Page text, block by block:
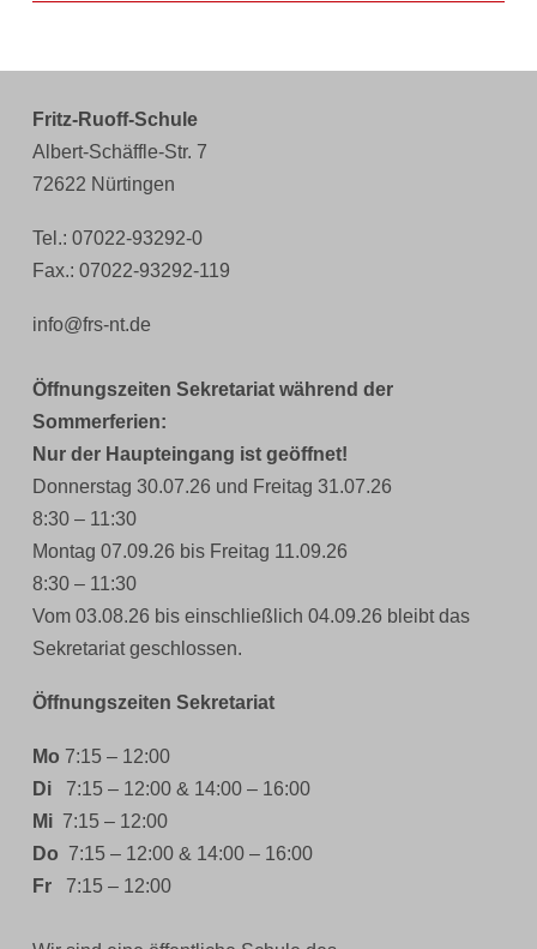
Fritz-Ruoff-Schule
Albert-Schäffle-Str. 7
72622 Nürtingen
Tel.: 07022-93292-0
Fax.: 07022-93292-119
info@frs-nt.de
Öffnungszeiten Sekretariat während der
Sommerferien:
Nur der Haupteingang ist geöffnet!
Donnerstag 30.07.26 und Freitag 31.07.26
8:30 – 11:30
Montag 07.09.26 bis Freitag 11.09.26
8:30 – 11:30
Vom 03.08.26 bis einschließlich 04.09.26 bleibt das
Sekretariat geschlossen.
Öffnungszeiten Sekretariat
Mo 7:15 – 12:00
Di 7:15 – 12:00 & 14:00 – 16:00
Mi 7:15 – 12:00
Do 7:15 – 12:00 & 14:00 – 16:00
Fr 7:15 – 12:00